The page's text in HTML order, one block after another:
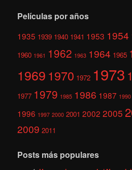
Películas por años
1935 1939 1940 1941 1953 1954
1960 1961 1962 1963 1964 1965
1969 1970 1972 1973
1977 1979 1985 1986 1987 1990
1996 1997 2000 2001 2002 2005
2009 2011
Posts más populares